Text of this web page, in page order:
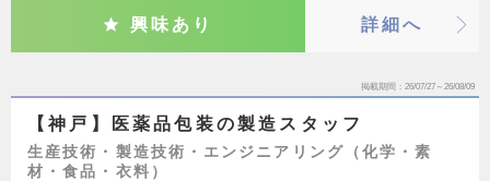
興味あり 詳細へ
掲載期間 26/07/27～26/08/09
【神戸】医薬品包装の製造スタッフ
生産技術・製造技術・エンジニアリング（化学・素
材・食品・衣料）